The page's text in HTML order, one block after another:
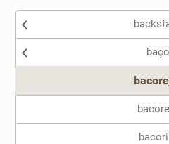
Nenhum dos sinônimos
baço